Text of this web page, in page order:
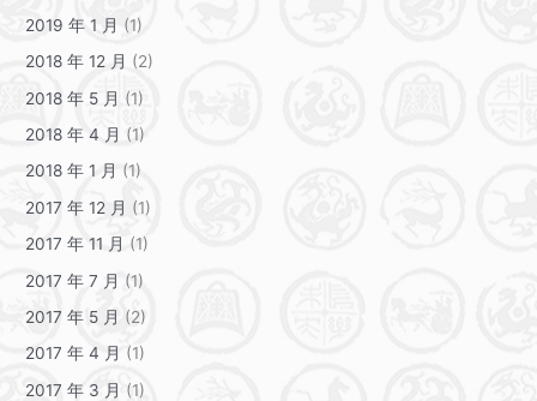
2019 年 1 月 (1)
2018 年 12 月 (2)
2018 年 5 月 (1)
2018 年 4 月 (1)
2018 年 1 月 (1)
2017 年 12 月 (1)
2017 年 11 月 (1)
2017 年 7 月 (1)
2017 年 5 月 (2)
2017 年 4 月 (1)
2017 年 3 月 (1)